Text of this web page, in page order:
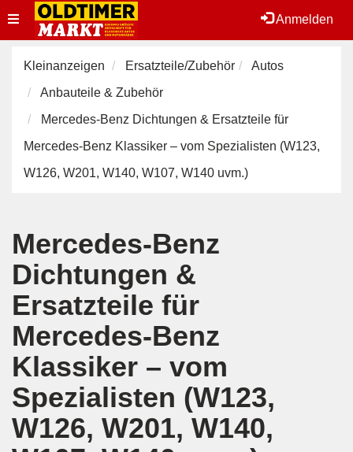
Anmelden
Toggle
navigation
Kleinanzeigen Ersatzteile/Zubehör
Autos
Anbauteile & Zubehör
Mercedes-Benz Dichtungen & Ersatzteile für
Mercedes-Benz Klassiker – vom Spezialisten (W123,
W126, W201, W140, W107, W140 uvm.)
Mercedes-Benz
Dichtungen &
Ersatzteile für
Mercedes-Benz
Klassiker – vom
Spezialisten (W123,
W126, W201, W140,